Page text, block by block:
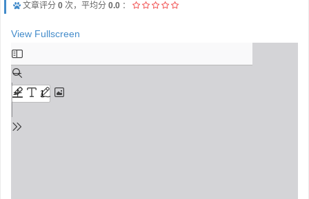
文章评分 0 次，平均分 0.0 ：
View Fullscreen